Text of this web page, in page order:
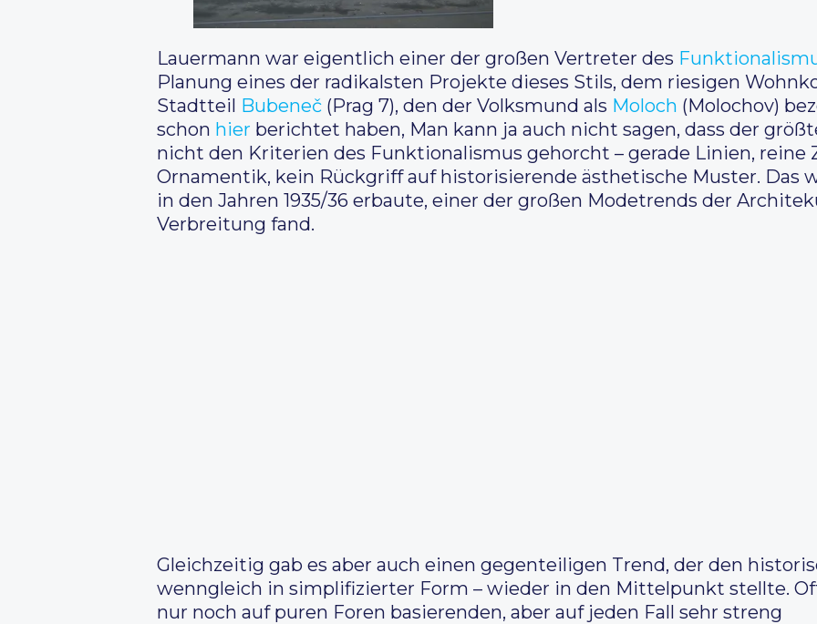
Lauermann war eigentlich einer der großen Vertreter des
Planung eines der radikalsten Projekte dieses Stils, dem riesigen
Stadtteil Bubeneč (Prag 7), den der Volksmund als Moloch (Molochov)
schon hier berichtet haben, Man kann ja auch nicht sagen, dass der
nicht den Kriterien des Funktionalismus gehorcht – gerade Linien,
Ornamentik, kein Rückgriff auf historisierende ästhetische Muster. Das
in den Jahren 1935/36 erbaute, einer der großen Modetrends der
Verbreitung fand.
Gleichzeitig gab es aber auch einen gegenteiligen Trend, der den
wenngleich in simplifizierter Form – wieder in den Mittelpunkt stellte.
nur noch auf puren Foren basierenden, aber auf jeden Fall sehr streng